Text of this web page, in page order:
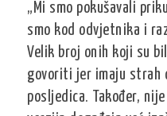
„Mi smo pokušavali
smo kod odvjetnika i
Velik broj onih koji su
govoriti jer imaju strah
posljedica. Također,